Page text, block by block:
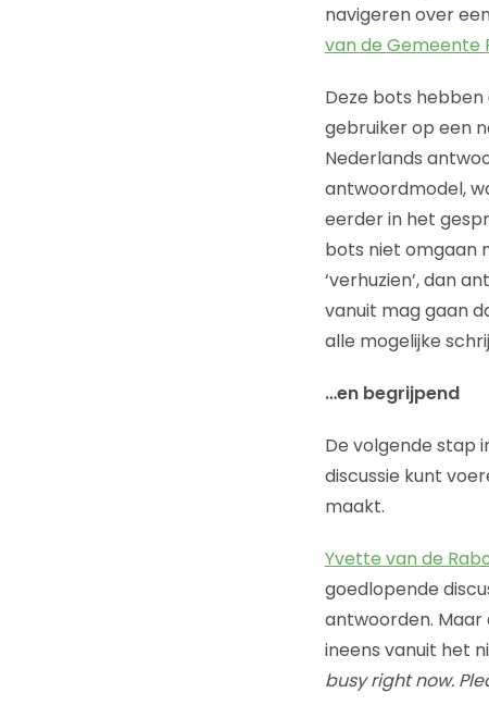
navigeren over
van de Gemeente
Deze bots hebben
gebruiker op een
Nederlands
antwoordmodel,
eerder in het
bots niet omgaan
‘verhuzien’, dan
vanuit mag gaan
alle mogelijke
…en begrijpend
De volgende stap
discussie kunt
maakt.
Yvette van de
goedlopende
antwoorden. Maar
ineens vanuit het
busy right now.